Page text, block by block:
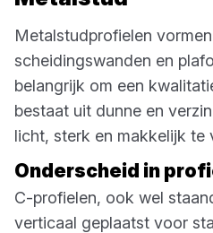
Metalstudprofielen
scheidingswanden en
belangrijk om een
bestaat uit dunne en
licht, sterk en makkelijk te
Onderscheid in
C-profielen, ook wel
verticaal geplaatst voor